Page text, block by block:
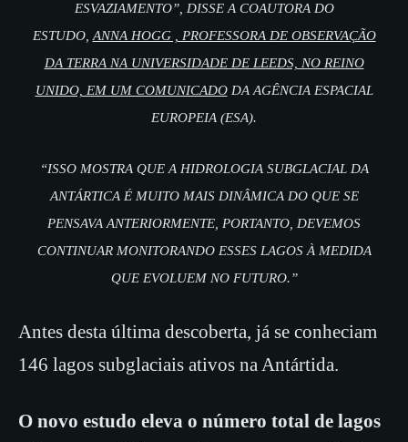
ESVAZIAMENTO”, DISSE A COAUTORA DO
ESTUDO, ANNA HOGG , PROFESSORA DE OBSERVAÇÃO
DA TERRA NA UNIVERSIDADE DE LEEDS, NO REINO
UNIDO, EM UM COMUNICADODA AGÊNCIA ESPACIAL
EUROPEIA (ESA).
“ISSO MOSTRA QUE A HIDROLOGIA SUBGLACIAL DA
ANTÁRTICA É MUITO MAIS DINÂMICA DO QUE SE
PENSAVA ANTERIORMENTE, PORTANTO, DEVEMOS
CONTINUAR MONITORANDO ESSES LAGOS À MEDIDA
QUE EVOLUEM NO FUTURO.”
Antes desta última descoberta, já se conheciam
146 lagos subglaciais ativos na Antártida.
O novo estudo eleva o número total de lagos